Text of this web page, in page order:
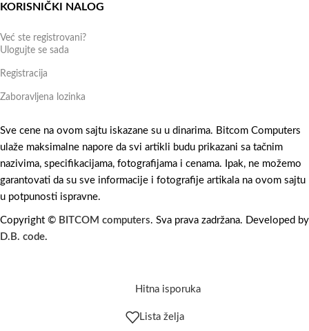
KORISNIČKI NALOG
Već ste registrovani?
Ulogujte se sada
Registracija
Zaboravljena lozinka
Sve cene na ovom sajtu iskazane su u dinarima. Bitcom Computers
ulaže maksimalne napore da svi artikli budu prikazani sa tačnim
nazivima, specifikacijama, fotografijama i cenama. Ipak, ne možemo
garantovati da su sve informacije i fotografije artikala na ovom sajtu
u potpunosti ispravne.
Copyright © BITCOM computers. Sva prava zadržana. Developed by
D.B. code.
Hitna isporuka
Lista želja